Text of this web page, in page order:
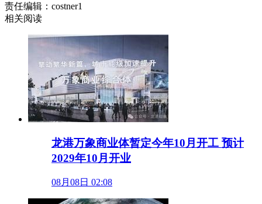
责任编辑：costner1
相关阅读
龙港万象商业体暂定今年10月开工 预计
2029年10月开业
08月08日 02:08